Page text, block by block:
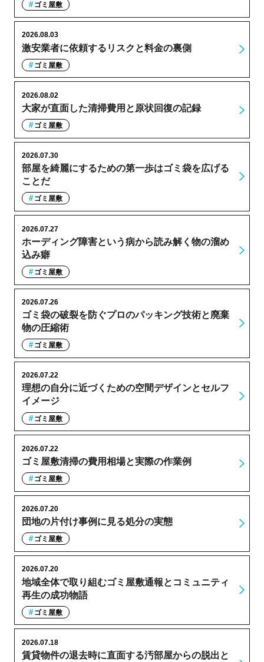
ゴミ屋敷
激安業者に依頼するリスクと料金の裏側
2026.08.03
ゴミ屋敷
大家が直面した清掃費用と原状回復の記録
2026.08.02
ゴミ屋敷
部屋を綺麗にするための第一歩はゴミ袋を広げる
ことだ
2026.07.30
ゴミ屋敷
ホーディング障害という病から読み解く物の溜め
込み癖
2026.07.27
ゴミ屋敷
ゴミ袋の破裂を防ぐプロのパッキング技術と廃棄
物の圧縮術
2026.07.26
ゴミ屋敷
理想の自分に近づくための空間デザインとセルフ
イメージ
2026.07.22
ゴミ屋敷
ゴミ屋敷清掃の費用相場と実際の作業例
2026.07.22
ゴミ屋敷
団地の片付け事例に見る処分の実態
2026.07.20
ゴミ屋敷
地域全体で取り組むゴミ屋敷通報とコミュニティ
再生の成功物語
2026.07.20
ゴミ屋敷
賃貸物件の退去時に直面する汚部屋からの脱出と
2026.07.18